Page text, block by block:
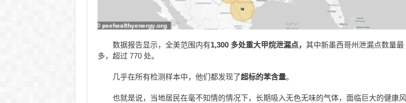
数据报告显示，全美范围内有1,300 多处重大甲烷泄漏点， 其中新墨西哥州泄漏点数量最
多，超过 770 处。
几乎在所有检测样本中，他们都发现了超标的苯含量。
也就是说，当地居民在毫不知情的情况下，长期吸入无色无味的气体，面临巨大的健康风